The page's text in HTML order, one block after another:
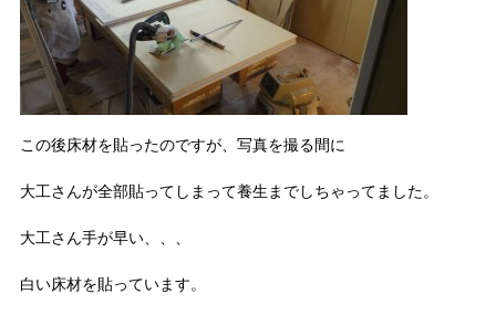
この後床材を貼ったのですが、写真を撮る間に
大工さんが全部貼ってしまって養生までしちゃってました。
大工さん手が早い、、、
白い床材を貼っています。